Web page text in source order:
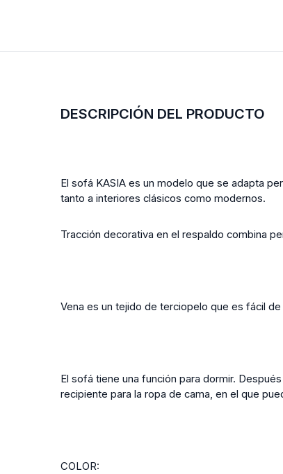
DESCRIPCIÓN DEL PRODUCTO
El sofá KASIA es un modelo que se adapta
tanto a interiores clásicos como modernos.
Tracción decorativa en el respaldo combina
Vena es un tejido de terciopelo que es fácil
El sofá tiene una función para dormir.
recipiente para la ropa de cama, en el que
COLOR: